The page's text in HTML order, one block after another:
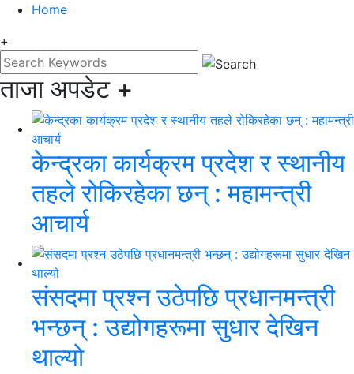
Home
+
ताजा अपडेट +
केन्द्रका कार्यक्रम प्रदेश र स्थानीय
तहले रोकिरहेका छन् : महामन्त्री
आचार्य
संसदमा प्रश्न उठेपछि प्रधानमन्त्री
भन्छन् : उद्योगहरूमा सुधार देखिन
थाल्यो